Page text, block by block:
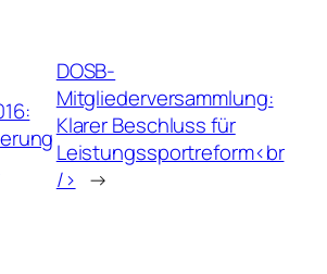
DOSB-
Mitgliederversammlung:
Klarer Beschluss für
Leistungssportreform<br
/> →